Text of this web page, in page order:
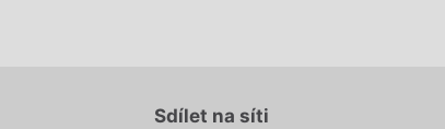
Sdílet na síti